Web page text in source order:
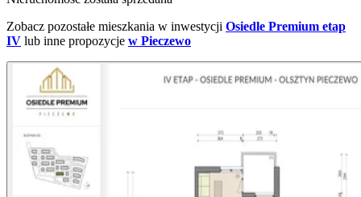
Zobacz pozostałe mieszkania w inwestycji Osiedle Premium etap
IV lub inne propozycje w Pieczewo